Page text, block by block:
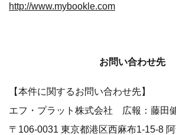
http://www.mybookle.com
お問い合わせ先
【本件に関するお問い合わせ先】
エフ・プラット株式会社 広報：藤田
〒106-0031 東京都港区西麻布1-15-8